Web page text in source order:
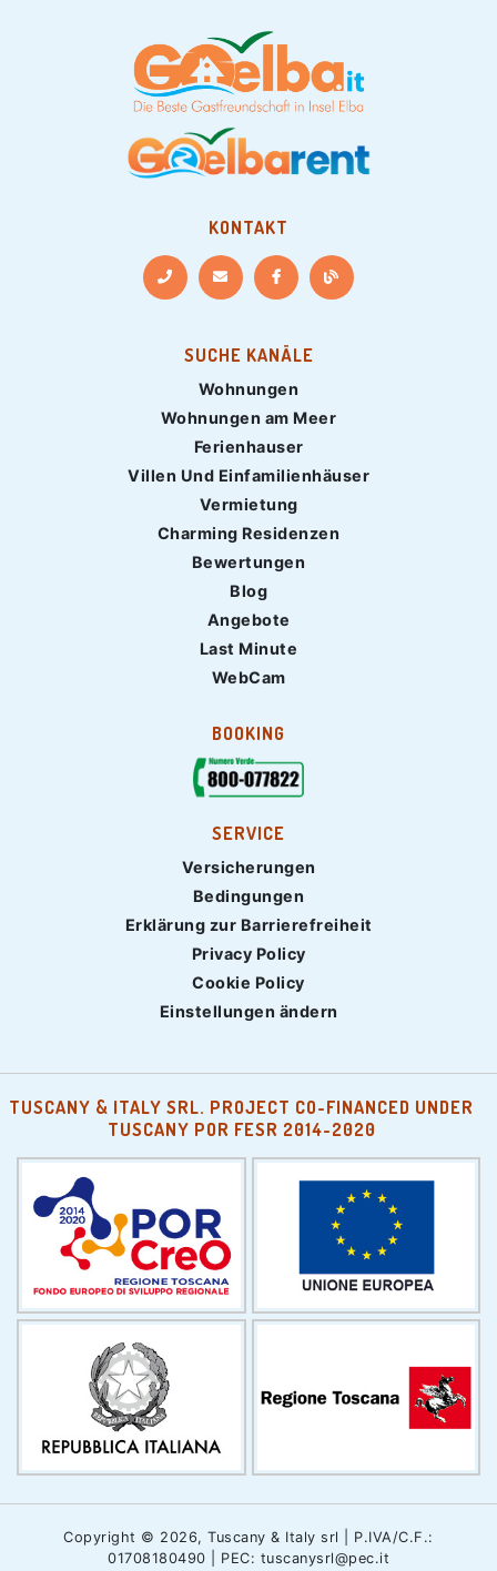
KONTAKT
SUCHE KANÄLE
Wohnungen
Wohnungen am Meer
Ferienhauser
Villen Und Einfamilienhäuser
Vermietung
Charming Residenzen
Bewertungen
Blog
Angebote
Last Minute
WebCam
BOOKING
SERVICE
Versicherungen
Bedingungen
Erklärung zur Barrierefreiheit
Privacy Policy
Cookie Policy
Einstellungen ändern
TUSCANY & ITALY SRL. PROJECT CO-FINANCED UNDER
TUSCANY POR FESR 2014-2020
Copyright © 2026, Tuscany & Italy srl | P.IVA/C.F.:
01708180490 | PEC: tuscanysrl@pec.it